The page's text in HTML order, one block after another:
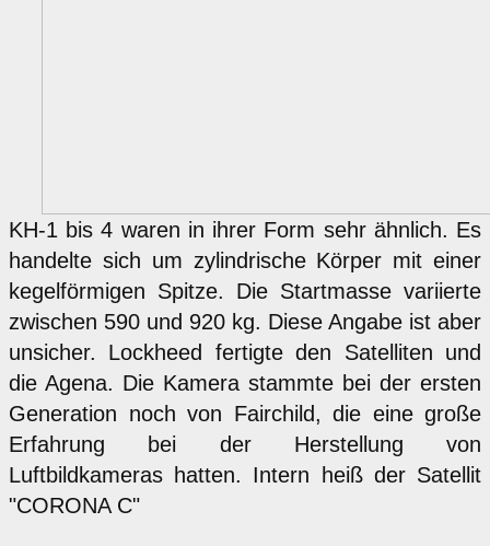
KH-1 bis 4 waren in ihrer Form sehr ähnlich. Es
handelte sich um zylindrische Körper mit einer
kegelförmigen Spitze. Die Startmasse variierte
zwischen 590 und 920 kg. Diese Angabe ist aber
unsicher. Lockheed fertigte den Satelliten und
die Agena. Die Kamera stammte bei der ersten
Generation noch von Fairchild, die eine große
Erfahrung bei der Herstellung von
Luftbildkameras hatten. Intern heiß der Satellit
"CORONA C"